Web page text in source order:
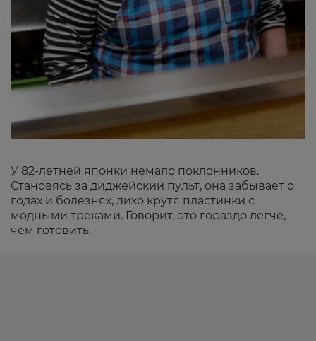
У 82-летней японки немало поклонников.
Становясь за диджейский пульт, она забывает о
годах и болезнях, лихо крутя пластинки с
модными треками. Говорит, это гораздо легче,
чем готовить.